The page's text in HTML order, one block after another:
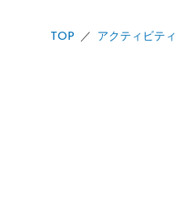
TOP アクティビティ